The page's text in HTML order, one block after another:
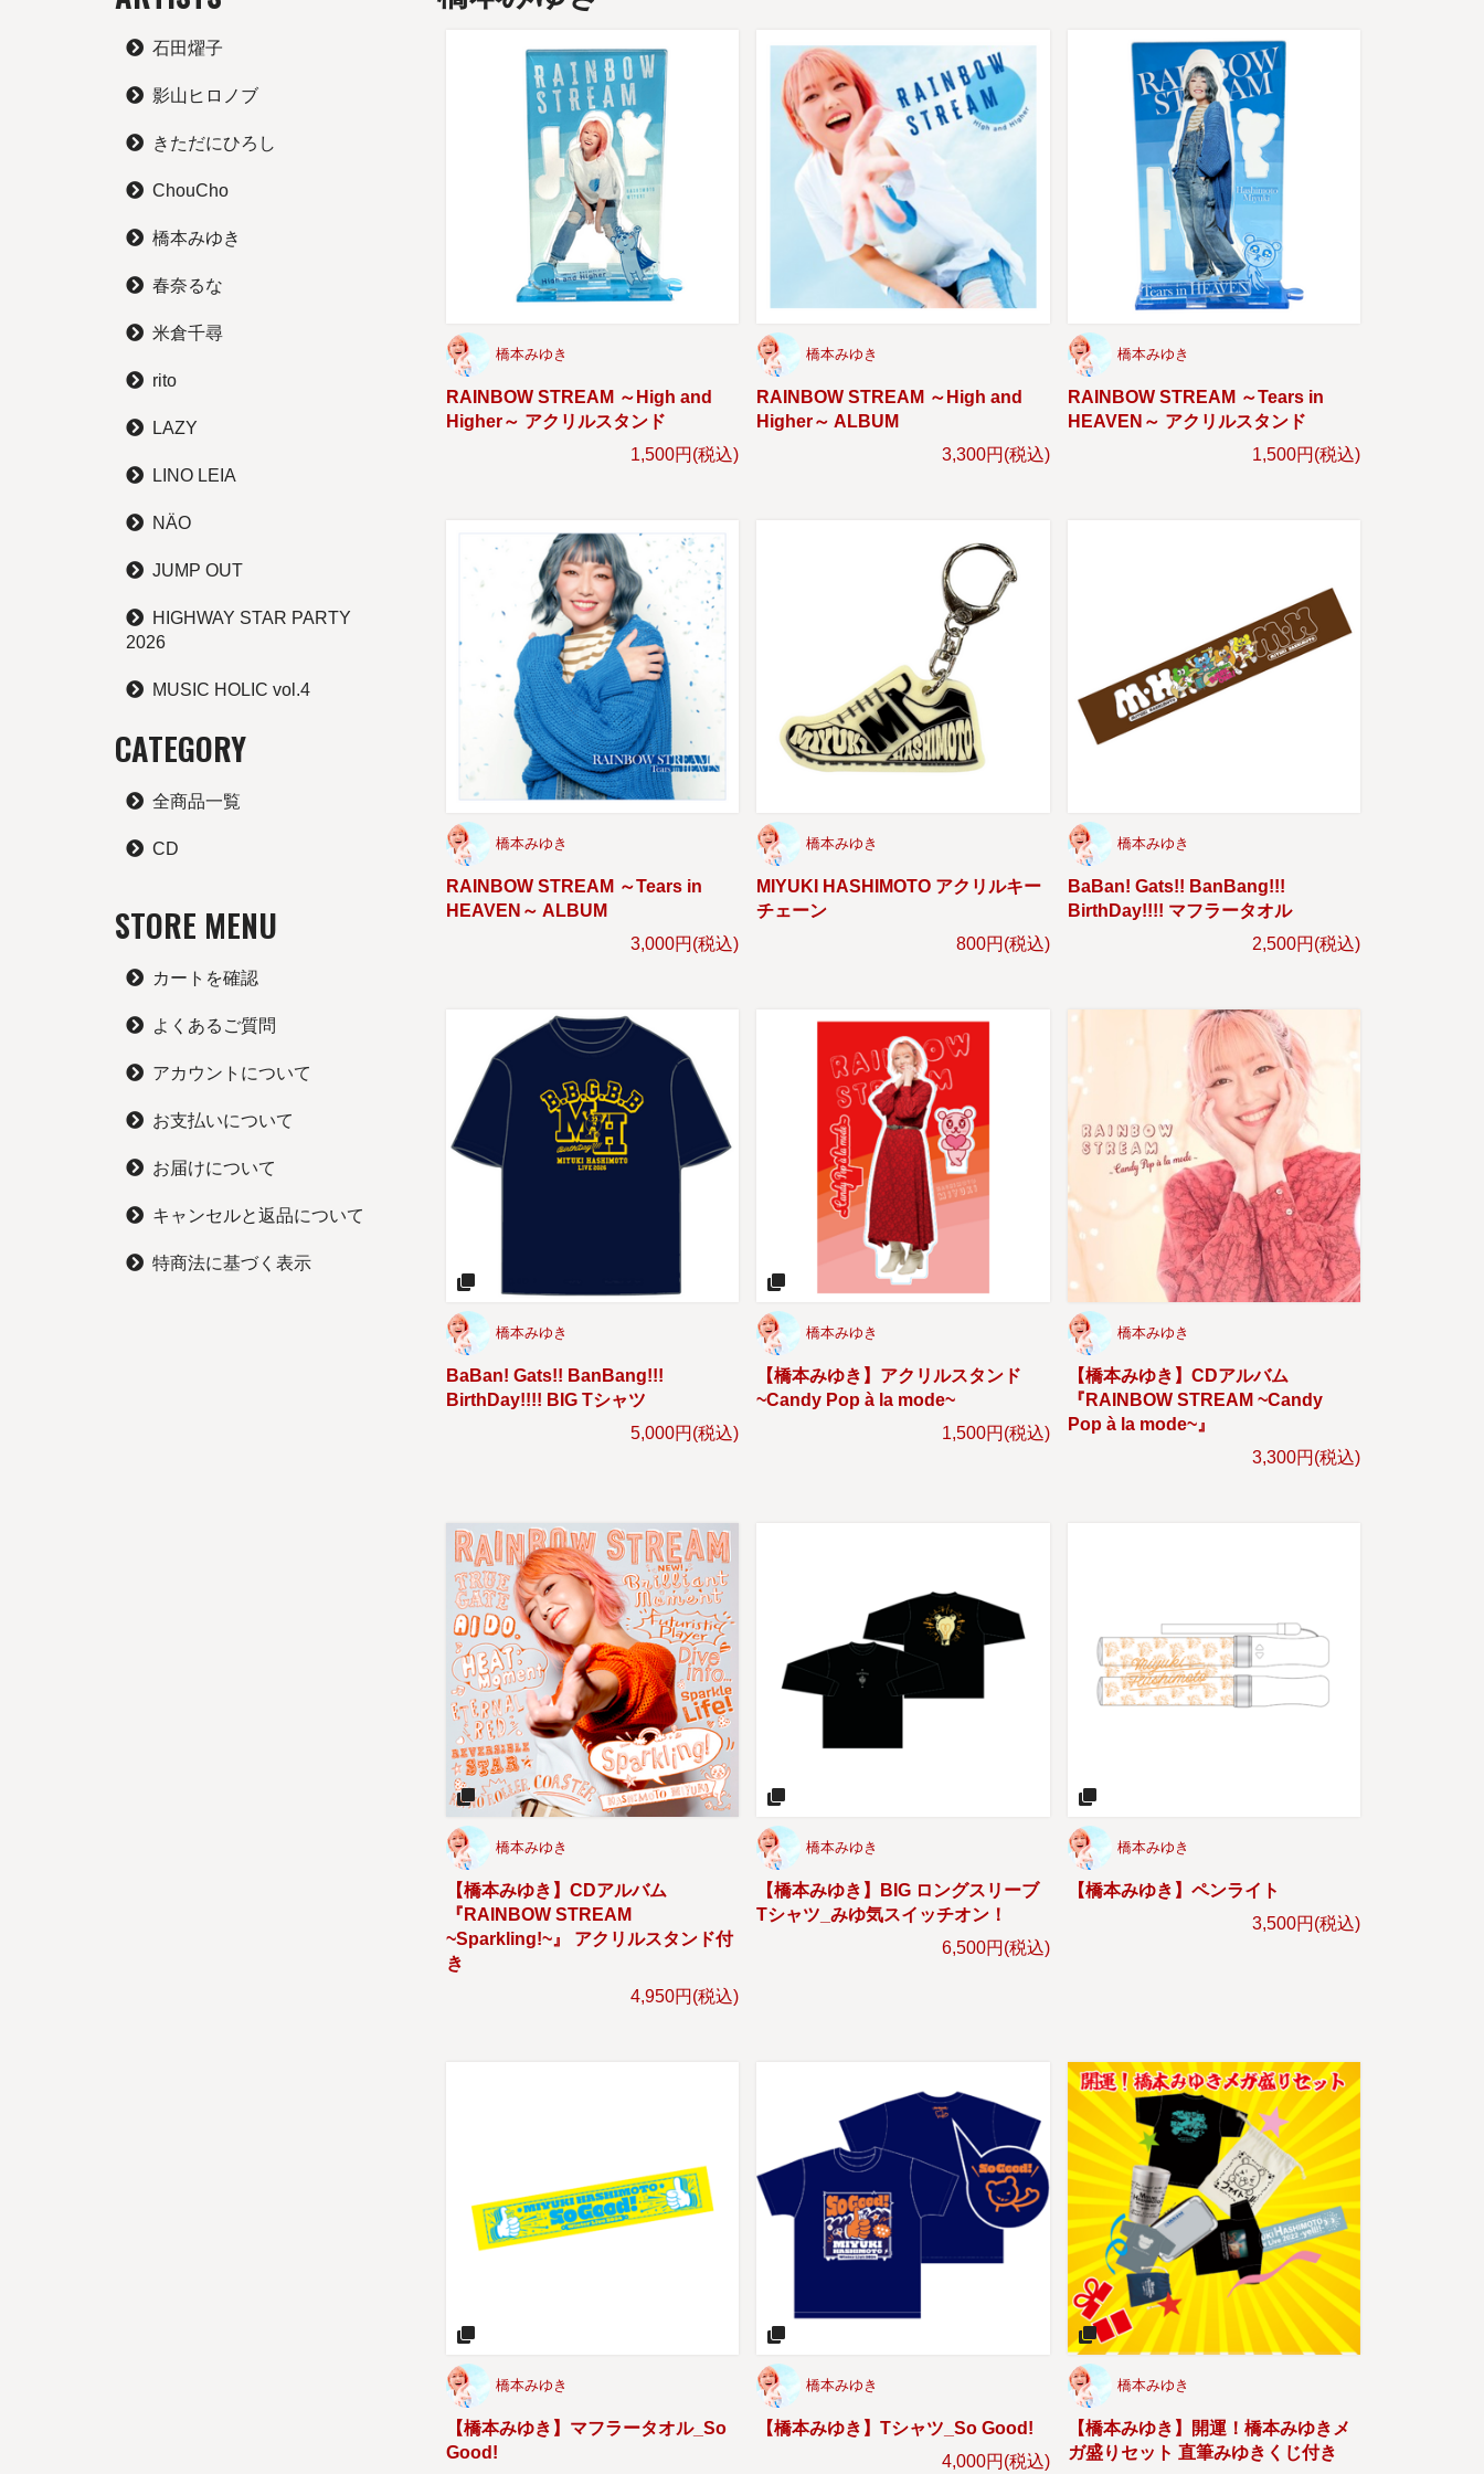
石田燿子
影山ヒロノブ
きただにひろし
ChouCho
橋本みゆき
春奈るな
米倉千尋
rito
LAZY
LINO LEIA
NÄO
JUMP OUT
HIGHWAY STAR PARTY
2026
MUSIC HOLIC vol.4
CATEGORY
全商品一覧
CD
STORE MENU
カートを確認
よくあるご質問
アカウントについて
お支払いについて
お届けについて
キャンセルと返品について
特商法に基づく表示
橋本みゆき
RAINBOW STREAM ～High and
Higher～ アクリルスタンド
1,500円(税込)
橋本みゆき
RAINBOW STREAM ～High and
Higher～ ALBUM
3,300円(税込)
橋本みゆき
RAINBOW STREAM ～Tears in
HEAVEN～ アクリルスタンド
1,500円(税込)
橋本みゆき
RAINBOW STREAM ～Tears in
HEAVEN～ ALBUM
3,000円(税込)
橋本みゆき
MIYUKI HASHIMOTO アクリルキー
チェーン
800円(税込)
橋本みゆき
BaBan! Gats!! BanBang!!!
BirthDay!!!! マフラータオル
2,500円(税込)
橋本みゆき
BaBan! Gats!! BanBang!!!
BirthDay!!!! BIG Tシャツ
5,000円(税込)
橋本みゆき
【橋本みゆき】アクリルスタンド
~Candy Pop à la mode~
1,500円(税込)
橋本みゆき
【橋本みゆき】CDアルバム
『RAINBOW STREAM ~Candy
Pop à la mode~』
3,300円(税込)
橋本みゆき
【橋本みゆき】CDアルバム
『RAINBOW STREAM
~Sparkling!~』 アクリルスタンド付
き
4,950円(税込)
橋本みゆき
【橋本みゆき】BIG ロングスリーブ
Tシャツ_みゆ気スイッチオン！
6,500円(税込)
橋本みゆき
【橋本みゆき】ペンライト
3,500円(税込)
橋本みゆき
【橋本みゆき】マフラータオル_So
Good!
橋本みゆき
【橋本みゆき】Tシャツ_So Good!
4,000円(税込)
橋本みゆき
【橋本みゆき】開運！橋本みゆきメ
ガ盛りセット 直筆みゆきくじ付き